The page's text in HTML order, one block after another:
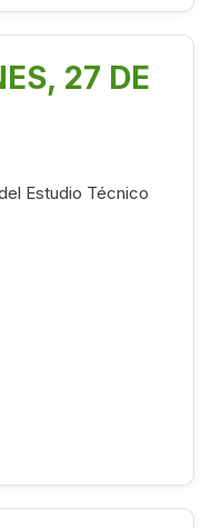
27 DE
Estudio Técnico